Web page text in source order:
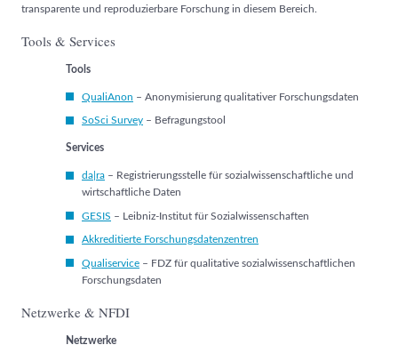
transparente und reproduzierbare Forschung in diesem Bereich.
Tools & Services
Tools
QualiAnon – Anonymisierung qualitativer Forschungsdaten
SoSci Survey – Befragungstool
Services
da|ra – Registrierungsstelle für sozialwissenschaftliche und
wirtschaftliche Daten
GESIS – Leibniz-Institut für Sozialwissenschaften
Akkreditierte Forschungsdatenzentren
Qualiservice – FDZ für qualitative sozialwissenschaftlichen
Forschungsdaten
Netzwerke & NFDI
Netzwerke